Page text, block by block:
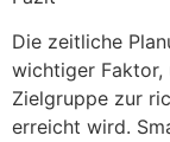
Die zeitliche
wichtiger Faktor,
Zielgruppe zur
erreicht wird.